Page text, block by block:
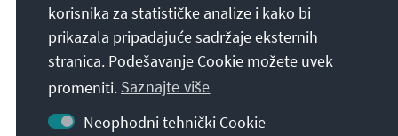
Naša misija
Kontakt
korisnika za statističke analize i kako bi
prikazala pripadajuće sadržaje eksternih
stranica. Podešavanje Cookie možete uvek
promeniti. Saznajte više
Neophodni tehnički Cookie